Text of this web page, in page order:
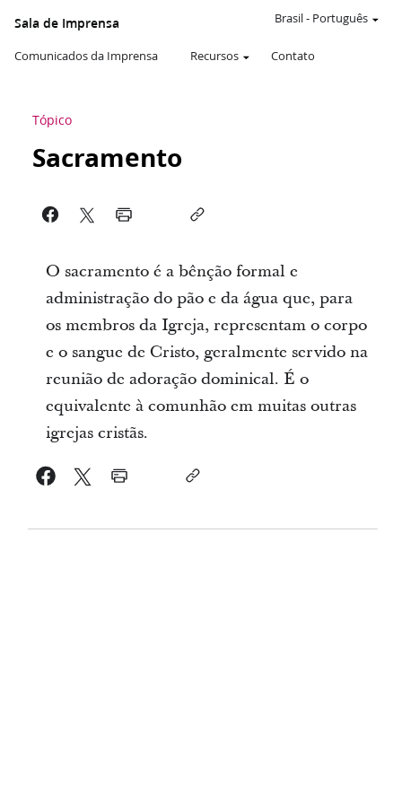
Sala de Imprensa
Comunicados da Imprensa Recursos Contato
Brasil- Português
Tópico
Sacramento
O sacramento é a bênção formal e
administração do pão e da água que, para
os membros da Igreja, representam o corpo
e o sangue de Cristo, geralmente servido na
reunião de adoração dominical. É o
equivalente à comunhão em muitas outras
igrejas cristãs.